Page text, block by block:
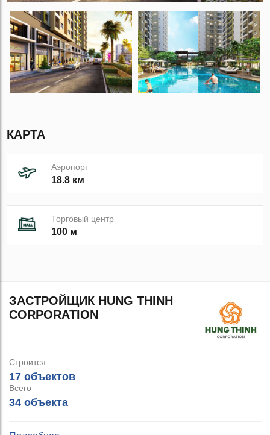
КАРТА
Аэропорт
18.8 км
Торговый центр
100 м
ЗАСТРОЙЩИК HUNG THINH
CORPORATION
Строится
17 объектов
Всего
34 объекта